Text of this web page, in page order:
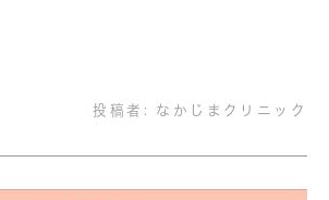
投稿者: なかじまクリニック